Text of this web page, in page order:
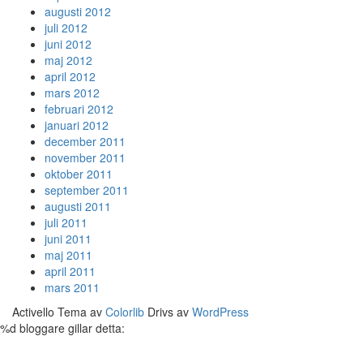
augusti 2012
juli 2012
juni 2012
maj 2012
april 2012
mars 2012
februari 2012
januari 2012
december 2011
november 2011
oktober 2011
september 2011
augusti 2011
juli 2011
juni 2011
maj 2011
april 2011
mars 2011
Activello Tema av Colorlib Drivs av WordPress
%d bloggare gillar detta: